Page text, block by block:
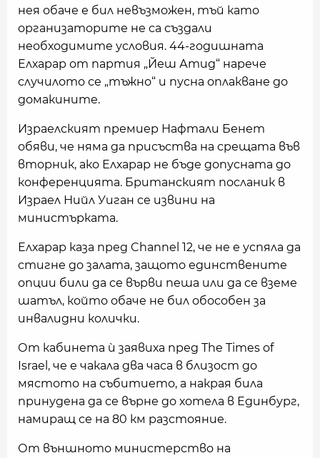
нея обаче е бил невъзможен, тъй като
организаторите не са създали
необходимите условия. 44-годишната
Елхарар от партия „Йеш Атид“ нарече
случилото се „тъжно“ и пусна оплакване до
домакините.
Израелският премиер Нафтали Бенет
обяви, че няма да присъства на срещата във
вторник, ако Елхарар не бъде допусната до
конференцията. Британският посланик в
Израел Нийл Уиган се извини на
министърката.
Елхарар каза пред Channel 12, че не е успяла да
стигне до залата, защото единствените
опции били да се върви пеша или да се вземе
шатъл, който обаче не бил обособен за
инвалидни колички.
От кабинета ѝ заявиха пред The Times of
Israel, че е чакала два часа в близост до
мястото на събитието, а накрая била
принудена да се върне до хотела в Единбург,
намиращ се на 80 км разстояние.
От външното министерство на